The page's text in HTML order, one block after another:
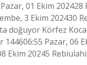
01 Ekim 202428
3 Ekim 202430
doğuyor Körfez
144606:55 Pazar, 06
Ekim 20245